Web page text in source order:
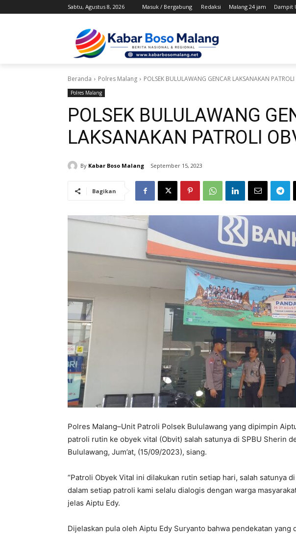
Sabtu, Agustus 8, 2026 Masuk / Bergabung Redaksi Malang 24 jam Dampit
Beranda Polres Malang POLSEK BULULAWANG GENCAR LAKSANAKAN
Polres Malang
POLSEK BULULAWANG
LAKSANAKAN PATROLI
By Kabar Boso Malang September 15, 2023
Bagikan
Polres Malang–Unit Patroli Polsek Bululawang yang dipimpin
patroli rutin ke obyek vital (Obvit) salah satunya di SPBU Sherin
Bululawang, Jum’at, (15/09/2023), siang.
“Patroli Obyek Vital ini dilakukan rutin setiap hari, salah satunya
dalam setiap patroli kami selalu dialogis dengan warga
jelas Aiptu Edy.
Dijelaskan pula oleh Aiptu Edy Suryanto bahwa pendekatan yang